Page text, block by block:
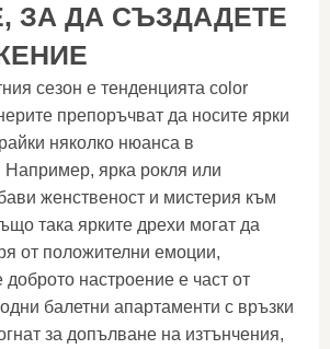
ЗА ДА СЪЗДАДЕТЕ
сезон е тенденцията color
препоръчват да носите ярки
няколко нюанса в
Например, ярка рокля или
женственост и мистерия към
така ярките дрехи могат да
от положителни емоции,
доброто настроение е част от
балетни апартаменти с връзки
за допълване на изтънчения,